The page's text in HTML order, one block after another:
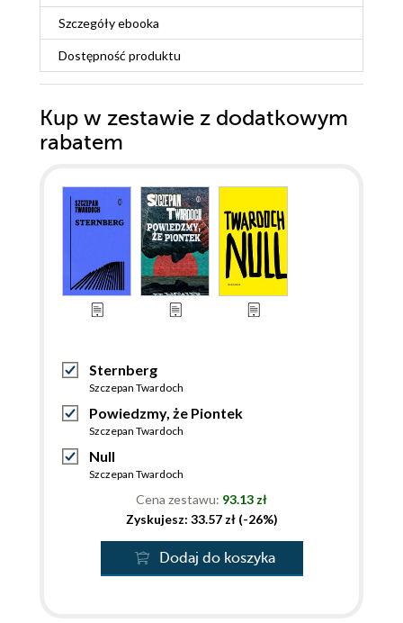
Szczegółyebooka
Dostępność produktu
Kup w zestawie z dodatkowym
rabatem
Sternberg
Szczepan Twardoch
Powiedzmy, że Piontek
Szczepan Twardoch
Null
Szczepan Twardoch
Cena zestawu: 93.13 zł
Zyskujesz: 33.57 zł (-26%)
Dodaj do koszyka